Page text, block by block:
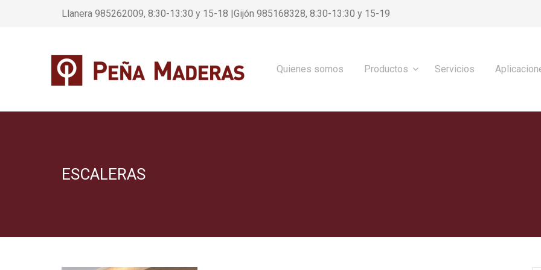
Llanera 985262009, 8:30-13:30 y 15-18 |Gijón 985168328, 8:30-13:30 y 15-19
Quienes somos Productos Servicios
ESCALERAS